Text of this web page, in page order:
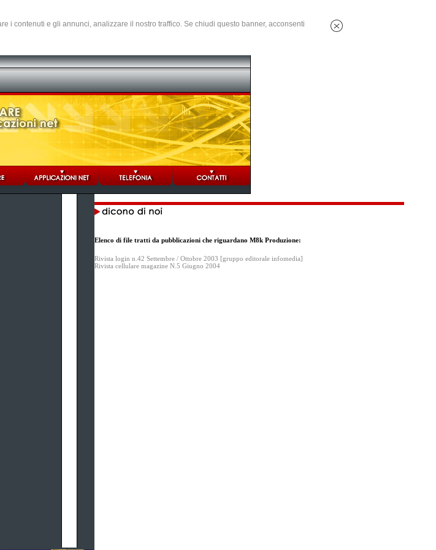
i contenuti e gli annunci, analizzare il nostro traffico. Se chiudi questo banner, acconsenti
Elenco di file tratti da pubblicazioni che riguardano M8k Produzione:
Rivista login n.42 Settembre / Ottobre 2003 [gruppo editorale infomedia]
Rivista cellulare magazine N.5 Giugno 2004